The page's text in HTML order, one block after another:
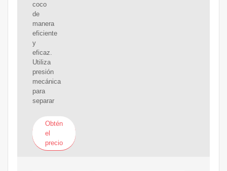
coco
de
manera
eficiente
y
eficaz.
Utiliza
presión
mecánica
para
separar
Obtén
el
precio